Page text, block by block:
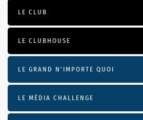
LE CLUB
LE CLUBHOUSE
LE GRAND N’IMPORTE QUOI
LE MÉDIA CHALLENGE